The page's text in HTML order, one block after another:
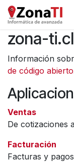
Ir al contenido
zona-ti.cl
Información
de código abierto
Ventas
De cotizaciones
Facturación
Facturas y pagos